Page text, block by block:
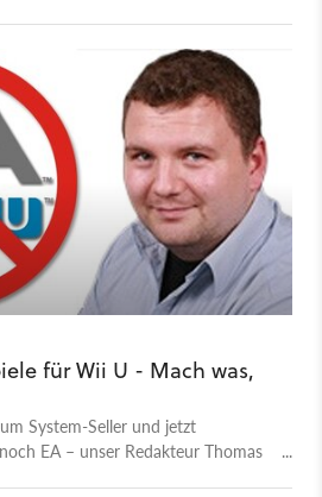
für Wii U - Mach was,
System-Seller und jetzt
EA – unser Redakteur Thomas